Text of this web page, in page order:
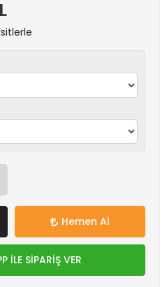
Hemen Al
İLE SİPARİŞ VER